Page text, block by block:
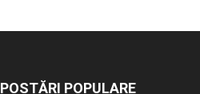
POSTĂRI POPULARE